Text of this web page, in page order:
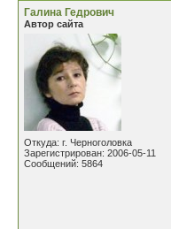
Галина Гедрович
Автор сайта
Откуда: г. Черноголовка
Зарегистрирован: 2006-05-11
Сообщений: 5864